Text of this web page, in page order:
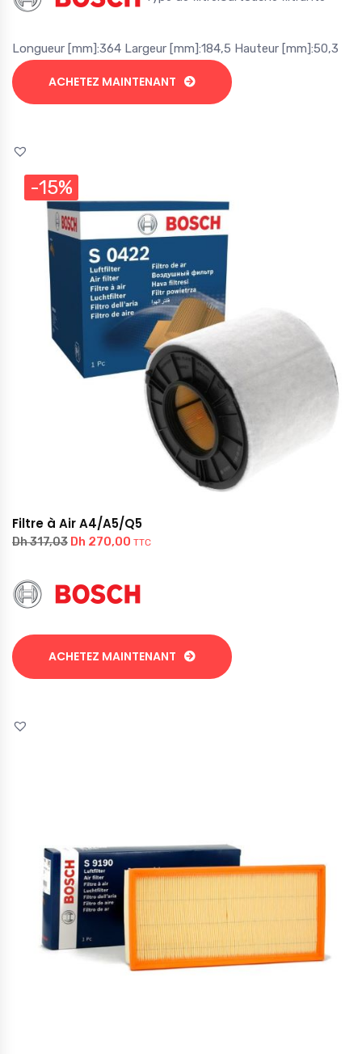
Longueur [mm]:364 Largeur [mm]:184,5 Hauteur [mm]:50,3
ACHETEZ MAINTENANT
-15%
Filtre à Air A4/A5/Q5
Dh317,03 Dh 270,00 TTC
ACHETEZ MAINTENANT